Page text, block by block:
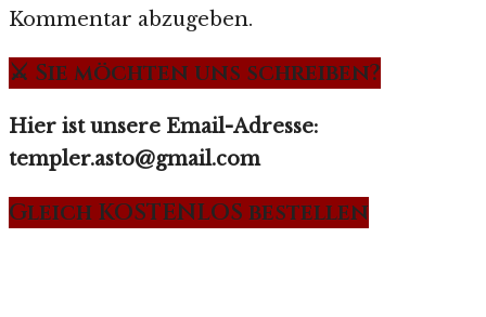
Kommentar abzugeben.
⚔️ Sie möchten uns schreiben?
Hier ist unsere Email-Adresse:
templer.asto@gmail.com
Gleich KOSTENLOS bestellen